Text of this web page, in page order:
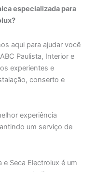
especializada para
aqui para ajudar você
Paulista, Interior e
experientes e
conserto e
experiência
um serviço de
e Seca Electrolux é um